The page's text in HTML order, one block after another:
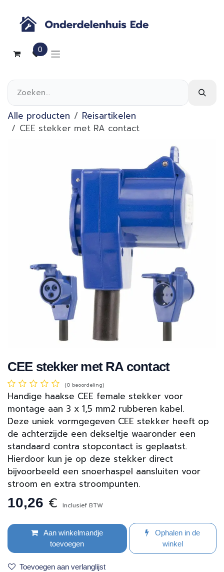
0
Alle producten
Reisartikelen
CEE stekker met RA contact
CEE stekker met RA contact
(0 beoordeling)
Handige haakse CEE female stekker voor
montage aan 3 x 1,5 mm2 rubberen kabel.
Deze uniek vormgegeven CEE stekker heeft op
de achterzijde een dekseltje waaronder een
standaard contra stopcontact is geplaatst.
Hierdoor kun je op deze stekker direct
bijvoorbeeld een snoerhaspel aansluiten voor
stroom en extra stroompunten.
10,26 € Inclusief BTW
Aan winkelmandje
toevoegen
Ophalen in de
winkel
Toevoegen aan verlanglijst